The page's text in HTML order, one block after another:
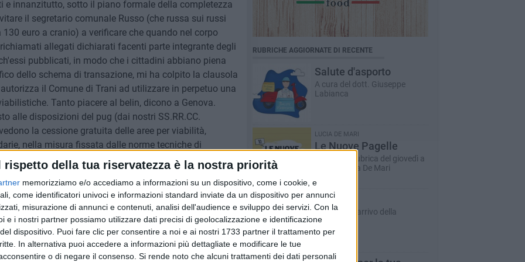
rispetto della tua riservatezza è la nostra priorità
memorizziamo e/o accediamo a informazioni su un dispositivo, come i cookie, e
come identificatori univoci e informazioni standard inviate da un dispositivo per annunci
misurazione di annunci e contenuti, analisi dell'audience e sviluppo dei servizi. Con la
e i nostri partner possiamo utilizzare dati precisi di geolocalizzazione e identificazione
dispositivo. Puoi fare clic per consentire a noi e ai nostri 1733 partner il trattamento per
In alternativa puoi accedere a informazioni più dettagliate e modificare le tue
o di negare il consenso. Si rende noto che alcuni trattamenti dei dati personali
innanzitutto, sotto il piano formale della completezza
il segretario comunale Russo (che russa sui russi
euro a cranio) a verificare che quando nel corpo
allegati dichiarati facenti parte integrante degli
pubblicati, in modo che i cittadini abbiano piena
dello schema di transazione, mi ha colpito la clausola
il Comune di Trani ad utilizzare in perpetuo una
Tanto piacere al belin, dicono a Genova.
alle disposizioni del pug (dai nostri SS.RR.CC.
la cessione gratuita delle aree per viabilità,
nella misura fissata dalle norme tecniche di
ogni 100 metri cubi in progetto, oltre al 10% della
in favore del Comune di Trani (genericamente
per l'Ente, fra valore commerciale e valore di
di cui sopra appare irragionevolmente bassa, non
la sentenza di appello è favorevole al Comune di
del giudizio di Cassazione, questa non può essere
valore del suolo. Se poi, infine, la valutazione del ristoro
apparsi sul web (300.000 euro), la valutazione del
RUBRICHE AGGIORNATE DI RECENTE
Salute d'asporto
A cura del dott. Giuseppe
Labianca
LUCIA DE MARI
Le Nuove Pagelle
La storica rubrica del giovedì a
cura di Lucia De Mari
Inbox
La posta in arrivo della
redazione